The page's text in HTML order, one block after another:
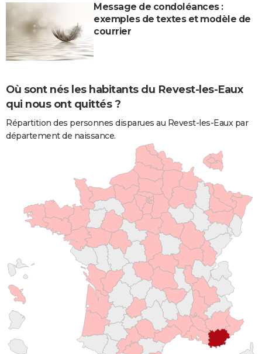
Message de condoléances :
exemples de textes et modèle de
courrier
Où sont nés les habitants du Revest-les-Eaux
qui nous ont quittés ?
Répartition des personnes disparues au Revest-les-Eaux par
département de naissance.